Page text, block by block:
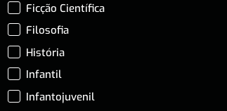
Ficção Científica
Filosofia
História
Infantil
Infantojuvenil